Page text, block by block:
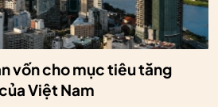
vốn cho mục tiêu tăng
Việt Nam